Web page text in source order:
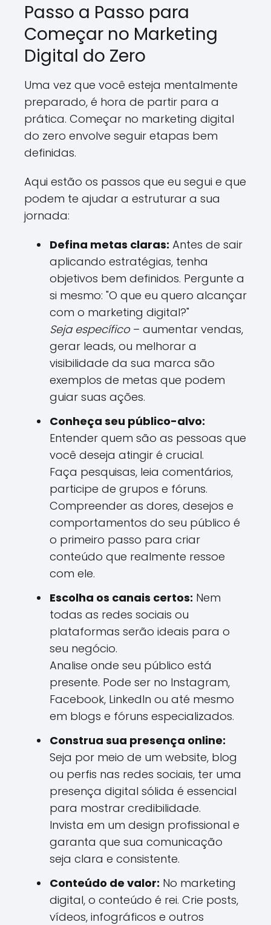
Passo a Passo para
Começar no Marketing
Digital do Zero
Uma vez que você esteja mentalmente
preparado, é hora de partir para a
prática. Começar no marketing digital
do zero envolve seguir etapas bem
definidas.
Aqui estão os passos que eu segui e que
podem te ajudar a estruturar a sua
jornada:
Defina metas claras: Antes de sair
aplicando estratégias, tenha
objetivos bem definidos. Pergunte a
si mesmo: "O que eu quero alcançar
com o marketing digital?"
Seja específico – aumentar vendas,
gerar leads, ou melhorar a
visibilidade da sua marca são
exemplos de metas que podem
guiar suas ações.
Conheça seu público-alvo:
Entender quem são as pessoas que
você deseja atingir é crucial.
Faça pesquisas, leia comentários,
participe de grupos e fóruns.
Compreender as dores, desejos e
comportamentos do seu público é
o primeiro passo para criar
conteúdo que realmente ressoe
com ele.
Escolha os canais certos: Nem
todas as redes sociais ou
plataformas serão ideais para o
seu negócio.
Analise onde seu público está
presente. Pode ser no Instagram,
Facebook, LinkedIn ou até mesmo
em blogs e fóruns especializados.
Construa sua presença online:
Seja por meio de um website, blog
ou perfis nas redes sociais, ter uma
presença digital sólida é essencial
para mostrar credibilidade.
Invista em um design profissional e
garanta que sua comunicação
seja clara e consistente.
Conteúdo de valor: No marketing
digital, o conteúdo é rei. Crie posts,
vídeos, infográficos e outros